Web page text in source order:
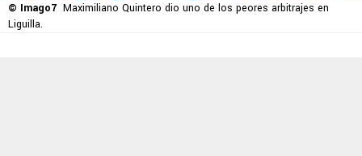
© Imago7 Maximiliano Quintero dio uno de los peores arbitrajes en
Liguilla.